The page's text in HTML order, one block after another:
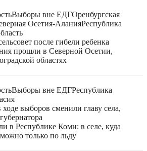
Выборы вне ЕДГОренбургская
Осетия-АланияРеспублика
после гибели ребенка
прошли в Северной Осетии,
областях
Выборы вне ЕДГРеспублика
выборов сменили главу села,
в Республике Коми: в селе, куда
только по льду